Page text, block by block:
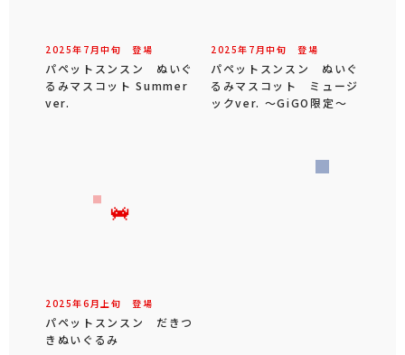
2025年 7 月中旬 登場
パペットスンスン ぬいぐ
るみマスコット Summer
ver.
2025年 7 月中旬 登場
パペットスンスン ぬいぐ
るみマスコット ミュージ
ックver. ～GiGO限定～
2025年6 月 上旬 登場
パペットスンスン だきつ
きぬいぐるみ